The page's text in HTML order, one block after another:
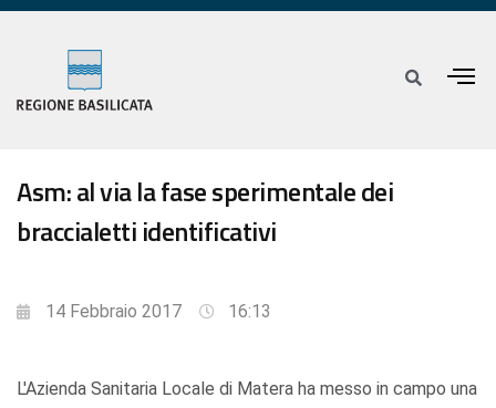
Asm: al via la fase sperimentale dei
braccialetti identificativi
14 Febbraio 2017 16:13
L'Azienda Sanitaria Locale di Matera ha messo in campo una